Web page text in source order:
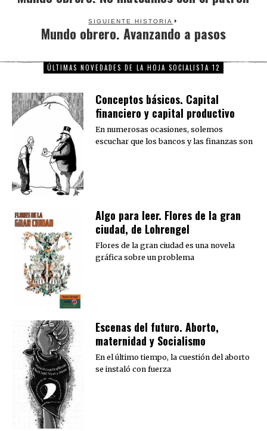
SIGUIENTE HISTORIA
Next
Mundo obrero. Avanzando a pasos
ÚLTIMAS NOVEDADES DE LA HOJA SOCIALISTA 12
Conceptos básicos. Capital
financiero y capital productivo
En numerosas ocasiones, solemos
escuchar que los bancos y las finanzas son
Algo para leer. Flores de la gran
ciudad, de Lohrengel
Flores de la gran ciudad es una novela
gráfica sobre un problema
Escenas del futuro. Aborto,
maternidad y Socialismo
En el último tiempo, la cuestión del aborto
se instaló con fuerza